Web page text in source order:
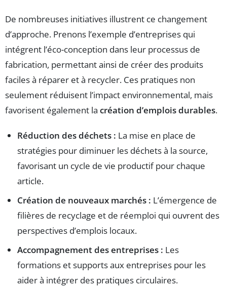
De nombreuses initiatives illustrent ce changement
d’approche. Prenons l’exemple d’entreprises qui
intégrent l’éco-conception dans leur processus de
fabrication, permettant ainsi de créer des produits
faciles à réparer et à recycler. Ces pratiques non
seulement réduisent l’impact environnemental, mais
favorisent également la création d’emplois durables.
Réduction des déchets : La mise en place de
stratégies pour diminuer les déchets à la source,
favorisant un cycle de vie productif pour chaque
article.
Création de nouveaux marchés : L’émergence de
filières de recyclage et de réemploi qui ouvrent des
perspectives d’emplois locaux.
Accompagnement des entreprises : Les
formations et supports aux entreprises pour les
aider à intégrer des pratiques circulaires.